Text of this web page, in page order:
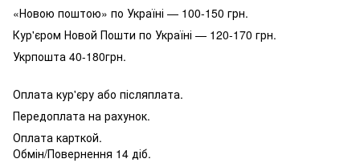
«Новою поштою» по Україні — 100-150 грн.
Кур'єром Новой Пошти по Україні — 120-170 грн.
Укрпошта 40-180грн.
Оплата кур'єру або післяплата.
Передоплата на рахунок.
Оплата карткой.
Обмін/Повернення 14 діб.